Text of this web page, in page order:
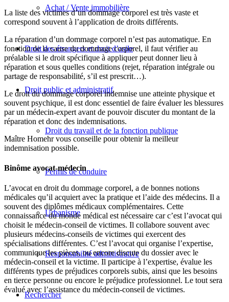
Achat / Vente immobilière
Droit des étrangers et droit d’asile
Droit public et administratif
Droit du travail et de la fonction publique
Permis de conduire
Urbanisme
Responsabilité administrative
Rechercher
La liste des victimes d’un dommage corporel est très vaste et
correspond souvent à l’application de droits différents.
La réparation d’un dommage corporel n’est pas automatique. En
fonction de la cause du dommage corporel, il faut vérifier au
préalable si le droit spécifique à appliquer peut donner lieu à
réparation et sous quelles conditions (rejet, réparation intégrale ou
partage de responsabilité, s’il est prescrit…).
Le droit du dommage corporel indemnise une atteinte physique et
souvent psychique, il est donc essentiel de faire évaluer les blessures
par un médecin-expert avant de pouvoir discuter du montant de la
réparation et donc des indemnisations.
Maître Homehr vous conseille pour obtenir la meilleur
indemnisation possible.
Binôme avocat-médecin
L’avocat en droit du dommage corporel, a de bonnes notions
médicales qu’il acquiert avec la pratique et l’aide des médecins. Il a
souvent des diplômes médicaux complémentaires. Cette
connaissance du monde médical est nécessaire car c’est l’avocat qui
choisit le médecin-conseil de victimes. Il collabore souvent avec
plusieurs médecins-conseils de victimes qui exercent des
spécialisations différentes. C’est l’avocat qui organise l’expertise,
communique les pièces, ou encore discute du dossier avec le
médecin-conseil et la victime. Il participe à l’expertise, évalue les
différents types de préjudices corporels subis, ainsi que les besoins
en tierce personne ou encore le préjudice professionnel. Le tout sera
évalué avec l’assistance du médecin-conseil de victimes.